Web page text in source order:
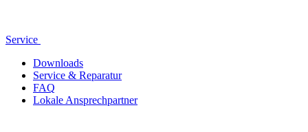
Service
Downloads
Service & Reparatur
FAQ
Lokale Ansprechpartner